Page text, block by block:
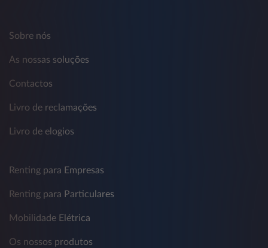
Sobre nós
As nossas soluções
Contactos
Livro de reclamações
Livro de elogios
Renting para Empresas
Renting para Particulares
Mobilidade Elétrica
Os nossos produtos